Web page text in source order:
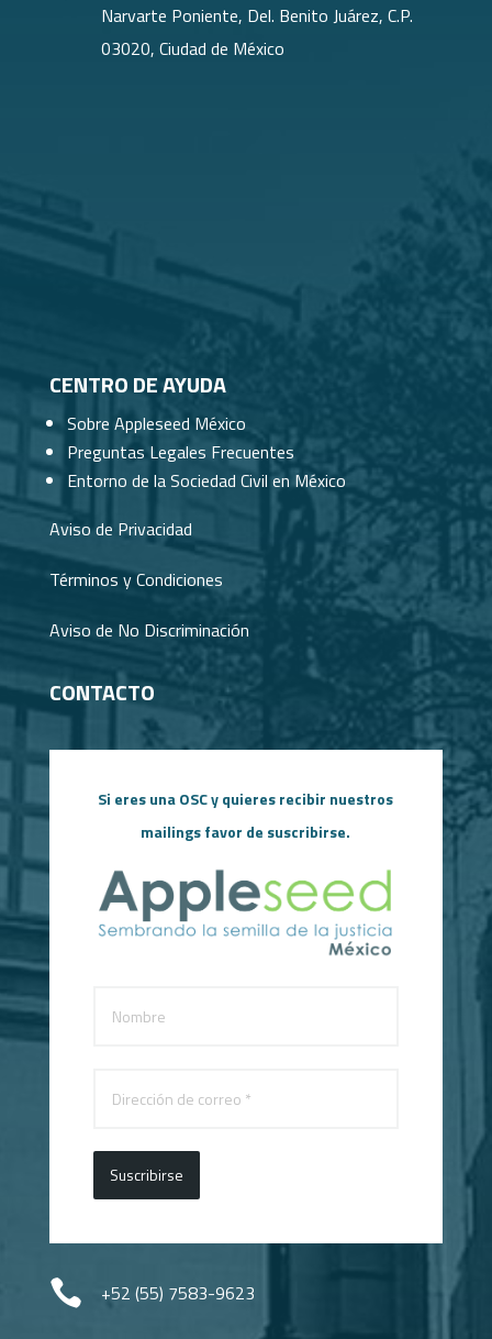
CENTRO DE AYUDA
Sobre Appleseed México
Preguntas Legales Frecuentes
Entorno de la Sociedad Civil en México
Aviso de Privacidad
Términos y Condiciones
Aviso de No Discriminación
Narvarte Poniente, Del. Benito Juárez, C.P.
03020, Ciudad de México
CONTACTO
Si eres una OSC y quieres recibir nuestros
mailings favor de suscribirse.
Suscribirse
 +52 (55) 7583-9623